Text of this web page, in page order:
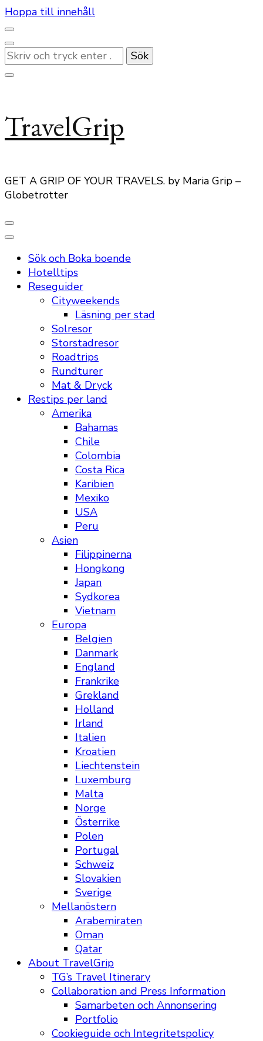
Hoppa till innehåll
Letar
du
efter
TravelGrip
GET A GRIP OF YOUR TRAVELS. by Maria Grip –
Globetrotter
Sök och Boka boende
Hotelltips
Reseguider
Cityweekends
Läsning per stad
Solresor
Storstadresor
Roadtrips
Rundturer
Mat & Dryck
Restips per land
Amerika
Bahamas
Chile
Colombia
Costa Rica
Karibien
Mexiko
USA
Peru
Asien
Filippinerna
Hongkong
Japan
Sydkorea
Vietnam
Europa
Belgien
Danmark
England
Frankrike
Grekland
Holland
Irland
Italien
Kroatien
Liechtenstein
Luxemburg
Malta
Norge
Österrike
Polen
Portugal
Schweiz
Slovakien
Sverige
Mellanöstern
Arabemiraten
Oman
Qatar
About TravelGrip
TG’s Travel Itinerary
Collaboration and Press Information
Samarbeten och Annonsering
Portfolio
Cookieguide och Integritetspolicy